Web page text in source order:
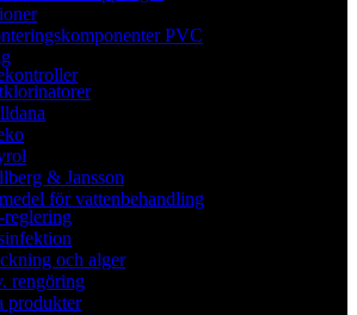
PVC
& Jansson
för vattenbehandling
och alger
rengöring
produkter